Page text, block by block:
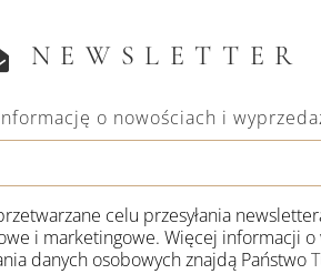
NEWSLETTER
o nowościach i
celu przesyłania
i marketingowe. Więcej informacji o
danych osobowych znajdą Państwo